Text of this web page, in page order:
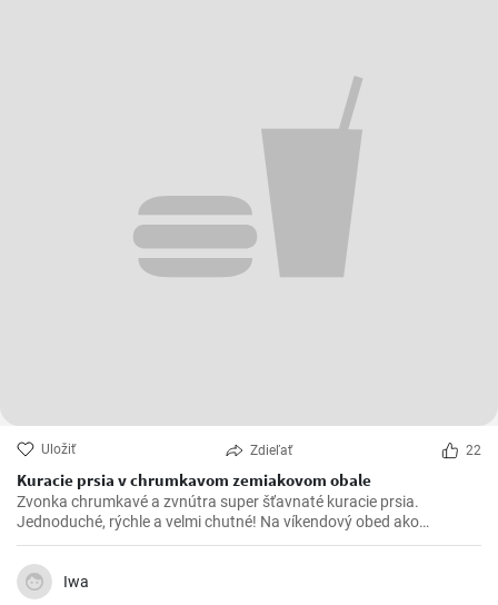
Uložiť Zdieľať 22
Kuracie prsia v chrumkavom zemiakovom obale
Zvonka chrumkavé a zvnútra super šťavnaté kuracie prsia.
Jednoduché, rýchle a velmi chutné! Na víkendový obed ako
stvorené 😍
Iwa